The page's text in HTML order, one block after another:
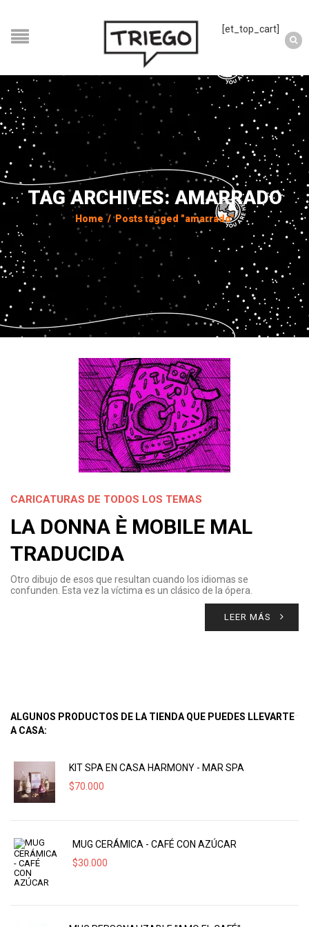
[et_top_cart]
TAG ARCHIVES: AMARRADO
Home / Posts tagged "amarrado"
CARICATURAS DE TODOS LOS TEMAS
LA DONNA È MOBILE MAL
TRADUCIDA
Otro dibujo de esos que resultan cuando los idiomas se
confunden. Esta vez la víctima es un clásico de la ópera.
LEER MÁS
ALGUNOS PRODUCTOS DE LA TIENDA QUE PUEDES LLEVARTE
A CASA:
KIT SPA EN CASA HARMONY - MAR SPA
$70.000
MUG CERÁMICA - CAFÉ CON AZÚCAR
$30.000